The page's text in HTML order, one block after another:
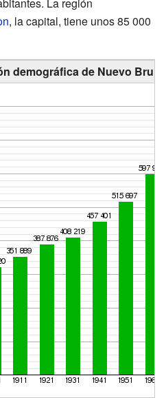
La región
, la capital, tiene unos 85 000
demográfica de Nuevo